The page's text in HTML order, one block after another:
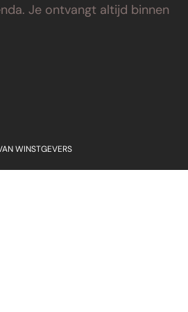
Je ontvangt altijd binnen
WINSTGEVERS